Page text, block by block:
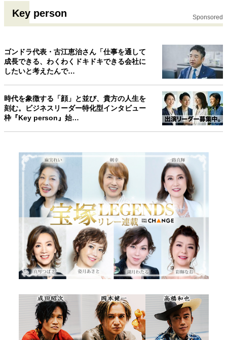
Key person Sponsored
ゴンドラ代表・古江恵治さん「仕事を通して
成長できる、わくわくドキドキできる会社に
したいと考えたんで…
時代を象徴する「顔」と並び、貴方の人生を
刻む。ビジネスリーダー特化型インタビュー
枠『Key person』始…